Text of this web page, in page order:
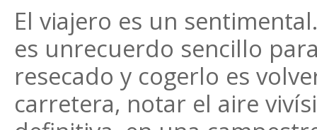
El viajero es un
es unrecuerdo sencillo
resecado y cogerlo es
carretera, notar el aire